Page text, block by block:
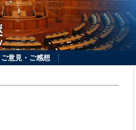
ご意見・ご感想